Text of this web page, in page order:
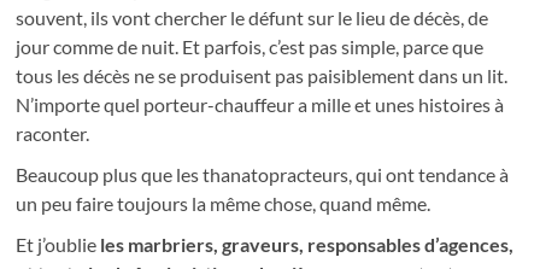
souvent, ils vont chercher le défunt sur le lieu de décès, de
jour comme de nuit. Et parfois, c’est pas simple, parce que
tous les décès ne se produisent pas paisiblement dans un lit.
N’importe quel porteur-chauffeur a mille et unes histoires à
raconter.
Beaucoup plus que les thanatopracteurs, qui ont tendance à
un peu faire toujours la même chose, quand même.
Et j’oublie les marbriers, graveurs, responsables d’agences,